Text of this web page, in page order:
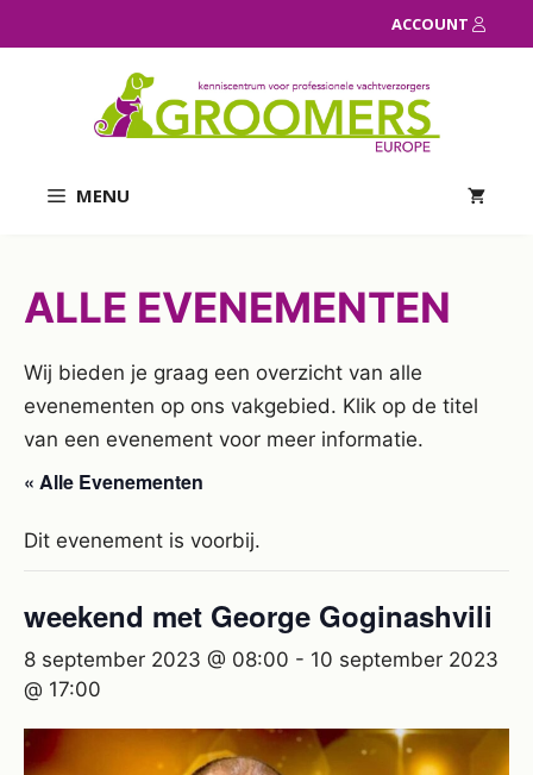
naar
ACCOUNT
MENU
ALLE EVENEMENTEN
Wij bieden je graag een overzicht van alle
evenementen op ons vakgebied. Klik op de titel
van een evenement voor meer informatie.
« Alle Evenementen
Dit evenement is voorbij.
weekend met George Goginashvili
8 september 2023 @ 08:00 - 10 september 2023
@ 17:00